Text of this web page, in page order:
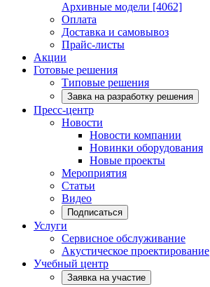
Архивные модели [4062]
Оплата
Доставка и самовывоз
Прайс-листы
Акции
Готовые решения
Типовые решения
Завка на разработку решения
Пресс-центр
Новости
Новости компании
Новинки оборудования
Новые проекты
Мероприятия
Статьи
Видео
Подписаться
Услуги
Сервисное обслуживание
Акустическое проектирование
Учебный центр
Заявка на участие